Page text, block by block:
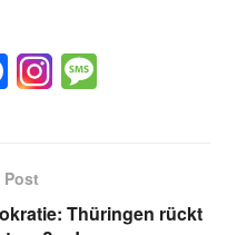
F
a
e
b g
Post
Thüringen rückt